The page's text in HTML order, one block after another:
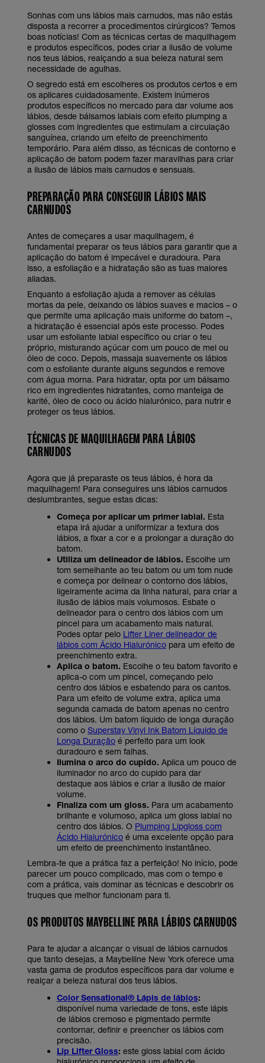
Sonhas com uns lábios mais carnudos, mas não estás
disposta a recorrer a procedimentos cirúrgicos? Temos
boas notícias! Com as técnicas certas de maquilhagem
e produtos específicos, podes criar a ilusão de volume
nos teus lábios, realçando a sua beleza natural sem
necessidade de agulhas.
O segredo está em escolheres os produtos certos e em
os aplicares cuidadosamente. Existem inúmeros
produtos específicos no mercado para dar volume aos
lábios, desde bálsamos labiais com efeito plumping a
glosses com ingredientes que estimulam a circulação
sanguínea, criando um efeito de preenchimento
temporário. Para além disso, as técnicas de contorno e
aplicação de batom podem fazer maravilhas para criar
a ilusão de lábios mais carnudos e sensuais.
PREPARAÇÃO PARA CONSEGUIR LÁBIOS MAIS
CARNUDOS
Antes de começares a usar maquilhagem, é
fundamental preparar os teus lábios para garantir que a
aplicação do batom é impecável e duradoura. Para
isso, a esfoliação e a hidratação são as tuas maiores
aliadas.
Enquanto a esfoliação ajuda a remover as células
mortas da pele, deixando os lábios suaves e macios – o
que permite uma aplicação mais uniforme do batom –,
a hidratação é essencial após este processo. Podes
usar um esfoliante labial específico ou criar o teu
próprio, misturando açúcar com um pouco de mel ou
óleo de coco. Depois, massaja suavemente os lábios
com o esfoliante durante alguns segundos e remove
com água morna. Para hidratar, opta por um bálsamo
rico em ingredientes hidratantes, como manteiga de
karité, óleo de coco ou ácido hialurónico, para nutrir e
proteger os teus lábios.
TÉCNICAS DE MAQUILHAGEM PARA LÁBIOS
CARNUDOS
Agora que já preparaste os teus lábios, é hora da
maquilhagem! Para conseguires uns lábios carnudos
deslumbrantes, segue estas dicas:
Começa por aplicar um primer labial. Esta
etapa irá ajudar a uniformizar a textura dos
lábios, a fixar a cor e a prolongar a duração do
batom.
Utiliza um delineador de lábios. Escolhe um
tom semelhante ao teu batom ou um tom nude
e começa por delinear o contorno dos lábios,
ligeiramente acima da linha natural, para criar a
ilusão de lábios mais volumosos. Esbate o
delineador para o centro dos lábios com um
pincel para um acabamento mais natural.
Podes optar pelo Lifter Liner delineador de
lábios com Ácido Hialurónico para um efeito de
preenchimento extra.
Aplica o batom. Escolhe o teu batom favorito e
aplica-o com um pincel, começando pelo
centro dos lábios e esbatendo para os cantos.
Para um efeito de volume extra, aplica uma
segunda camada de batom apenas no centro
dos lábios. Um batom líquido de longa duração
como o Superstay Vinyl Ink Batom Líquido de
Longa Duração é perfeito para um look
duradouro e sem falhas.
Ilumina o arco do cupido. Aplica um pouco de
iluminador no arco do cupido para dar
destaque aos lábios e criar a ilusão de maior
volume.
Finaliza com um gloss. Para um acabamento
brilhante e volumoso, aplica um gloss labial no
centro dos lábios. O Plumping Lipgloss com
Ácido Hialurónico é uma excelente opção para
um efeito de preenchimento instantâneo.
Lembra-te que a prática faz a perfeição! No início, pode
parecer um pouco complicado, mas com o tempo e
com a prática, vais dominar as técnicas e descobrir os
truques que melhor funcionam para ti.
OS PRODUTOS MAYBELLINE PARA LÁBIOS CARNUDOS
Para te ajudar a alcançar o visual de lábios carnudos
que tanto desejas, a Maybelline New York oferece uma
vasta gama de produtos específicos para dar volume e
realçar a beleza natural dos teus lábios.
Color Sensational® Lápis de lábios:
disponível numa variedade de tons, este lápis
de lábios cremoso e pigmentado permite
contornar, definir e preencher os lábios com
precisão.
Lip Lifter Gloss: este gloss labial com ácido